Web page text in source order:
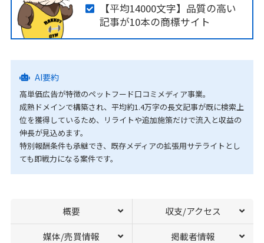
【平均14000文字】品質の高い
記事が10本の商標サイト
AI要約
高単価広告が特徴のペットフード口コミメディア事業。
成熟ドメインで構築され、平均約1.4万字の長文記事が既に検索上
位を獲得しているため、リライトや追加施策だけで流入と収益の
伸長が見込めます。
特別報酬条件も承継でき、既存メディアの拡張用サテライトとし
ても即戦力になる案件です。
概要 収支/アクセス
媒体/売買情報 掲載者情報